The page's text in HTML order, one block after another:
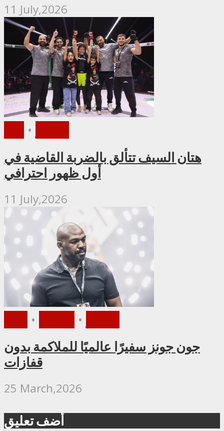
11 July,2026
•
هتان السيف تتألق بالضربة القاضية في
أول ظهور احترافي
11 July,2026
• •
جون جونز سفيرًا عالميًا للملاكمة بدون
قفازات
25 March,2026
أضف تعليق